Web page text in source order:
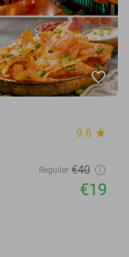
favorite_border
9.6 star
Regulier €40
€19